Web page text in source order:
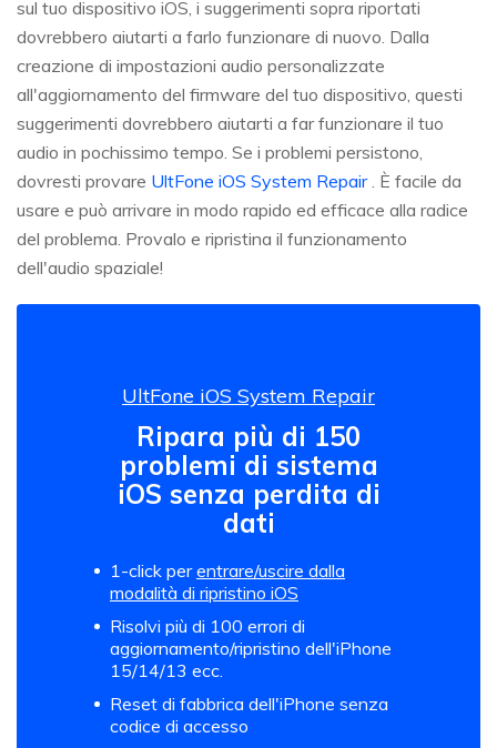
sul tuo dispositivo iOS, i suggerimenti sopra riportati
dovrebbero aiutarti a farlo funzionare di nuovo. Dalla
creazione di impostazioni audio personalizzate
all'aggiornamento del firmware del tuo dispositivo, questi
suggerimenti dovrebbero aiutarti a far funzionare il tuo
audio in pochissimo tempo. Se i problemi persistono,
dovresti provare UltFone iOS System Repair. È facile da
usare e può arrivare in modo rapido ed efficace alla radice
del problema. Provalo e ripristina il funzionamento
dell'audio spaziale!
UltFone iOS System Repair
Ripara più di 150
problemi di sistema
iOS senza perdita di
dati
1-click perentrare/uscire dalla
modalità di ripristino iOS
Risolvi più di 100 errori di
aggiornamento/ripristino dell'iPhone
15/14/13 ecc.
Reset di fabbrica dell'iPhone senza
codice di accesso